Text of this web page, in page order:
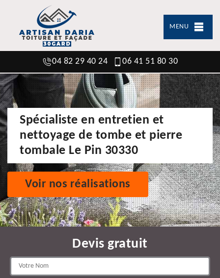
MENU
04 82 29 40 24 06 41 51 80 30
Spécialiste en entretien et
nettoyage de tombe et pierre
tombale Le Pin 30330
Voir nos réalisations
Devis gratuit